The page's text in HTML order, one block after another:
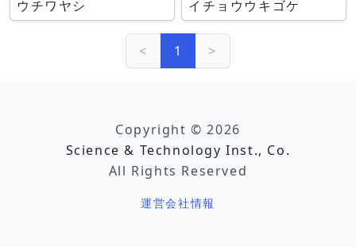
ウチワヤシ イチョウウキゴケ
< 1 >
Copyright © 2026
Science & Technology Inst., Co.
All Rights Reserved
運営会社情報